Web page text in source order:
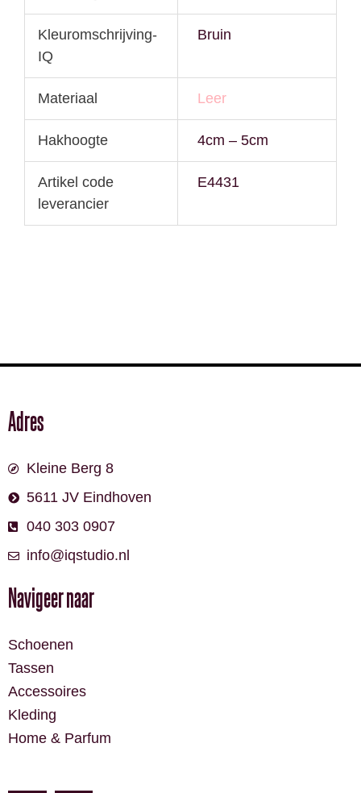
Kleuromschrijving-
IQ
Bruin
Materiaal Leer
Hakhoogte 4cm – 5cm
Artikel code
leverancier
E4431
Adres
Kleine Berg 8
5611 JV Eindhoven
040 303 0907
info@iqstudio.nl
Navigeer naar
Schoenen
Tassen
Accessoires
Kleding
Home & Parfum